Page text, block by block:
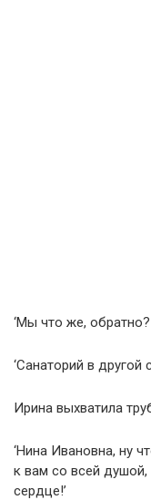
‘Мы что же,
‘Санаторий в другой
Ирина выхватила
‘Нина Ивановна, ну
к вам со всей душой,
сердце!’